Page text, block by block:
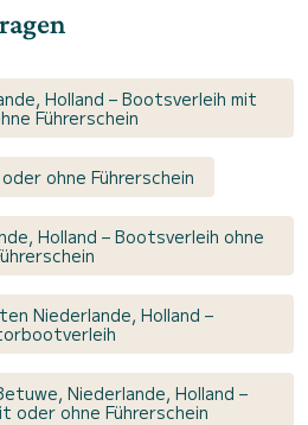
Holland – Bootsverleih mit
Führerschein
ohne Führerschein
Holland – Bootsverleih ohne
Niederlande, Holland –
Niederlande, Holland –
oder ohne Führerschein